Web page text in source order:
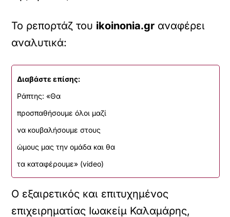
Το ρεπορτάζ του ikoinonia.gr αναφέρει
αναλυτικά:
Διαβάστε επίσης:
Ράπτης: «Θα
προσπαθήσουμε όλοι μαζί
να κουβαλήσουμε στους
ώμους μας την ομάδα και θα
τα καταφέρουμε» (video)
Ο εξαιρετικός και επιτυχημένος
επιχειρηματίας Ιωακείμ Καλαμάρης,